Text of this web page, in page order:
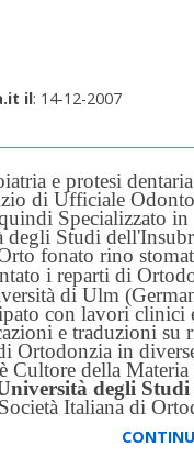
il: 14-12-2007
e protesi dentaria
di Ufficiale
Specializzato in
Studi
fonato rino
i reparti di
di Ulm
con lavori clinici
e traduzioni su
Ortodonzia in
Cultore della Materia
degli
Italiana di
di Ortodonzia
of